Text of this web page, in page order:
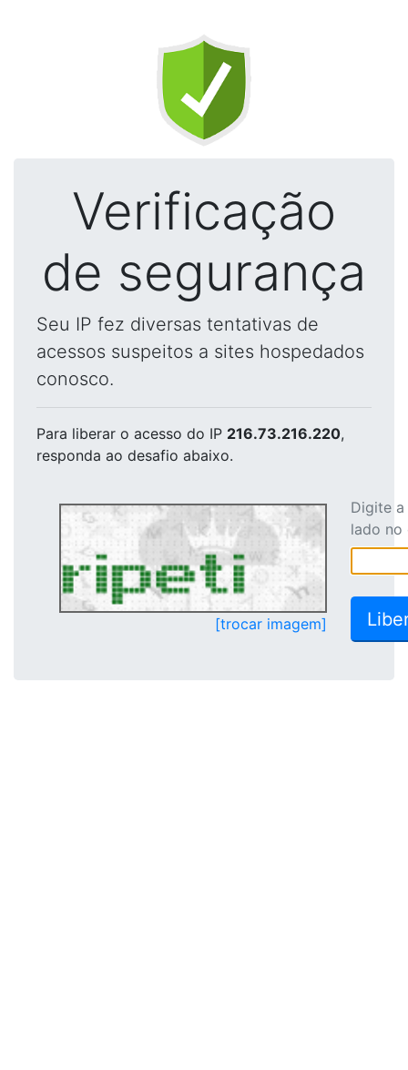
Verificação
de segurança
Seu IP fez diversas tentativas de
acessos suspeitos a sites hospedados
conosco.
Para liberar o acesso do IP 216.73.216.220,
responda ao desafio abaixo.
[trocar imagem]
Digite
lado no